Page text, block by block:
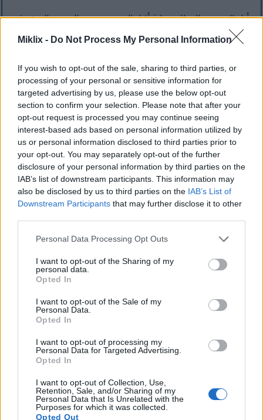
Miklix - Do Not Process My Personal Information
If you wish to opt-out of the sale, sharing to third parties, or
processing of your personal or sensitive information for
targeted advertising by us, please use the below opt-out
section to confirm your selection. Please note that after your
opt-out request is processed you may continue seeing
interest-based ads based on personal information utilized by
us or personal information disclosed to third parties prior to
your opt-out. You may separately opt-out of the further
disclosure of your personal information by third parties on the
IAB’s list of downstream participants. This information may
also be disclosed by us to third parties on the IAB’s List of
Downstream Participants that may further disclose it to other
Please note that this website/app uses one or more Google
not limited to your visit or usage behaviour. You may click to
grant or deny consent to Google and its third-party tags to
use your data for below specified purposes in below Google
consent section.
Personal Data Processing Opt Outs
I want to opt-out of the Sharing of my
personal data.
Opted In
I want to opt-out of the Sale of my
Personal Data.
Opted In
I want to opt-out of processing my
Personal Data for Targeted Advertising.
Opted In
I want to opt-out of Collection, Use,
Retention, Sale, and/or Sharing of my
Personal Data that Is Unrelated with the
Purposes for which it was collected.
Opted Out
أزل الصخور والحطام بعناية أثناء التحضير. حتى الحصى الصغيرة
قد تعيق نمو الجذور وتُسبب تفرعها. انخل التربة إذا لزم الأمر
نصيحة احترافية: حدد مكان زراعة الأرقطيون المُجهز في الخريف
استعدادًا للزراعة الربيعية. هذا يسمح لدورات التجمد والذوبان
الشتوية بتفكيك بنية التربة بشكل طبيعي. سيكون المكان مثاليًا
عند حلول موعد الزراعة.
يقوم بستاني بحفر وتفكيك طبقة عميقة من التربة في حديقة
الخضراوات استعداداً لزراعة نبات الأرقطيون، مع تربة غنية
انقر أو اضغط على الصورة لمزيد من المعلومات ودقة أعلى.